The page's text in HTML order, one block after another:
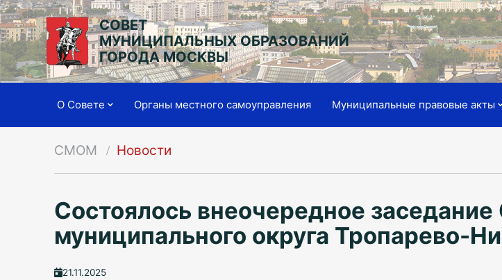
СОВЕТ
МУНИЦИПАЛЬНЫХ ОБРАЗОВАНИЙ
ГОРОДА МОСКВЫ
О Совете Органы местного самоуправления Муниципальные правовые акты
СМОМ Новости
Состоялось внеочередное заседание
муниципального округа Тропарево-
21.11.2025